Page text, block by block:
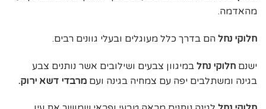
מהאדמה.
חלוקי נחל הם בדרך כלל מעוגלים ובעלי גוונים רבים.
ישנם חלוקי נחל במיגוון צבעים ושילובים אשר נותנים צבע
בגינה ומשתלבים יפה עם צמחיה בגינה ועם מרבדי דשא ירוק.